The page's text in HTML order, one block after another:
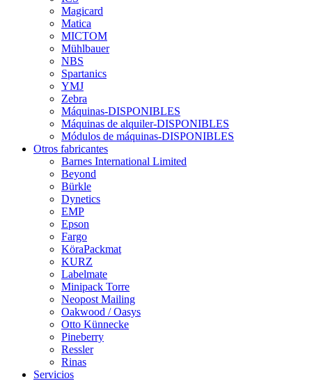
Magicard
Matica
MICTOM
Mühlbauer
NBS
Spartanics
YMJ
Zebra
Máquinas-DISPONIBLES
Máquinas de alquiler-DISPONIBLES
Módulos de máquinas-DISPONIBLES
Otros fabricantes
Barnes International Limited
Beyond
Bürkle
Dynetics
EMP
Epson
Fargo
KöraPackmat
KURZ
Labelmate
Minipack Torre
Neopost Mailing
Oakwood / Oasys
Otto Künnecke
Pineberry
Ressler
Rinas
Servicios